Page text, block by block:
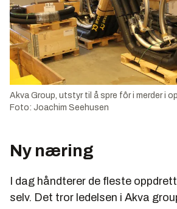
Akva Group, utstyr til å spre fôr i merder i
Foto: Joachim Seehusen
Ny næring
I dag håndterer de fleste
selv. Det tror ledelsen i Akva